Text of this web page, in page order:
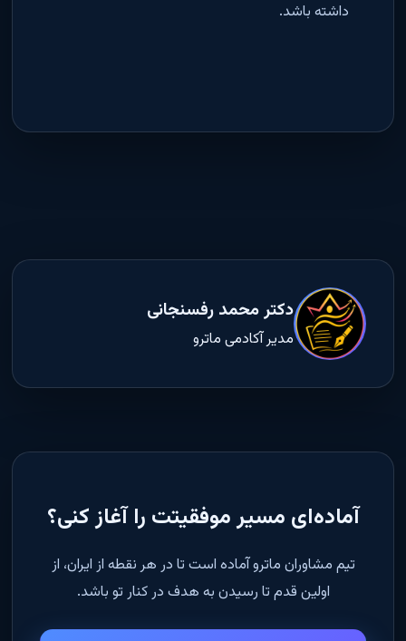
داشته باشد.
دکتر محمد رفسنجانی
مدیر آکادمی ماترو
آماده‌ای مسیر موفقیتت را آغاز کنی؟
تیم مشاوران ماترو آماده است تا در هر نقطه از ایران، از
اولین قدم تا رسیدن به هدف در کنار تو باشد.